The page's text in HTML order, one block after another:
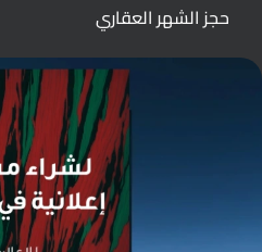
حجز الشهر العقاري